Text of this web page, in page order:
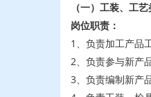
（一）工装、工
岗位职责：
1、负责加工产品
2、负责参与新产
3、负责编制新产